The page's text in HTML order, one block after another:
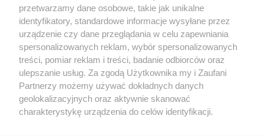
Kultura
X Facebook Instagram Youtube
przetwarzamy dane osobowe, takie jak unikalne
identyfikatory, standardowe informacje wysyłane przez
urządzenie czy dane przeglądania w celu zapewniania
spersonalizowanych reklam, wybór spersonalizowanych
treści, pomiar reklam i treści, badanie odbiorców oraz
ulepszanie usług. Za zgodą Użytkownika my i Zaufani
Partnerzy możemy używać dokładnych danych
geolokalizacyjnych oraz aktywnie skanować
charakterystykę urządzenia do celów identyfikacji.